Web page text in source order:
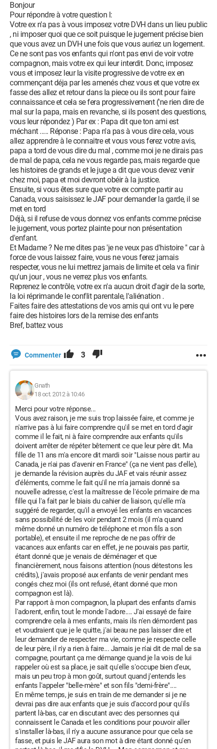
Bonjour
Pour répondre à votre question l:
Votre ex n'a pas à vous imposez votre DVH dans un lieu public
, ni imposer quoi que ce soit puisque le jugement précise bien
que vous avez un DVH une fois que vous auriez un logement.
Ce ne sont pas vos enfants qui n'ont pas envi de voir votre
compagnon, mais votre ex qui leur interdit. Donc, imposez
vous et imposez leur la visite progressive de votre ex en
commençant déja par les amenés chez vous et que votre ex
fasse des allez et retour dans la piece ou ils sont pour faire
connaissance et cela se fera progressivement ('ne rien dire de
mal sur la papa, mais en revanche, si ils posent des questions,
vous leur répondez ) Par ex : Papa dit que ton ami est
méchant ..... Réponse : Papa n'a pas à vous dire cela, vous
allez apprendre à le connaitre et vous vous ferez votre avis,
papa a tord de vous dire du mal , comme moi je ne dirais pas
de mal de papa, cela ne vous regarde pas, mais regarde que
les histoires de grands et le juge a dit que vous devez venir
chez moi, papa et moi devront obéir à la justice.
Ensuite, si vous êtes sure que votre ex compte partir au
Canada, vous saisissez le JAF pour demander la garde, il se
met en tord
Déjà, si il refuse de vous donnez vos enfants comme précise
le jugement, vous portez plainte pour non présentation
d'enfant.
Et Madame ? Ne me dites pas 'je ne veux pas d'histoire " car à
force de vous laissez faire, vous ne vous ferez jamais
respecter, vous ne lui mettrez jamais de limite et cela va finir
qu'un jour , vous ne verrez plus vos enfants.
Reprenez le contrôle, votre ex n'a aucun droit d'agir de la sorte,
la loi réprimande le conflit parentale, l'aliénation .
Faites faire des attestations de vos amis qui ont vu le pere
faire des histoires lors de la remise des enfants
Bref, battez vous
Commenter 3
Gnath
18 oct. 2012 à 10:46
Merci pour votre réponse...
Vous avez raison, je me suis trop laissée faire, et comme je
n'arrive pas à lui faire comprendre qu'il se met en tord d'agir
comme il le fait, ni à faire comprendre aux enfants qu'ils
doivent arrêter de répéter bêtement ce que leur père dit. Ma
fille de 11 ans m'a encore dit mardi soir "Laisse nous partir au
Canada, je n'ai pas d'avenir en France" (ça ne vient pas d'elle),
je demande la révision auprès du JAF et vais réunir assez
d'éléments, comme le fait qu'il ne m'a jamais donné sa
nouvelle adresse, c'est la maîtresse de l'école primaire de ma
fille qui l'a fait par le biais du cahier de liaison, qu'elle m'a
suggéré de regarder, qu'il a envoyé les enfants en vacances
sans possibilité de les voir pendant 2 mois (il m'a quand
même donné un numéro de téléphone et mon fils a son
portable), et ensuite il me reproche de ne pas offrir de
vacances aux enfants car en effet, je ne pouvais pas partir,
étant donné que je venais de déménager et que
financièrement, nous faisons attention (nous détestons les
crédits), j'avais proposé aux enfants de venir pendant mes
congés chez moi (ils ont refusé, étant donné que mon
compagnon est là).
Par rapport à mon compagnon, la plupart des enfants d'amis
l'adorent, enfin, tout le monde l'adore.... J'ai essayé de faire
comprendre cela à mes enfants, mais ils n'en démordent pas
et voudraient que je le quitte, j'ai beau ne pas laisser dire et
leur demander de respecter ma vie, comme je respecte celle
de leur père, il n'y a rien à faire... Jamais je n'ai dit de mal de sa
compagne, pourtant ça me démange quand je la vois de lui
rappeler où est sa place, je sait qu'elle s'occupe bien d'eux,
mais un peu trop à mon goût, surtout quand j'entends les
enfants l'appeler "belle-mère" et son fils "demi-frère"....
En même temps, je suis en train de me demander si je ne
devrai pas dire aux enfants que je suis d'accord pour qu'ils
partent là-bas, car en discutant avec des personnes qui
connaissent le Canada et les conditions pour pouvoir aller
s'installer là-bas, il n'y a aucune assurance pour que cela se
fasse, et puis le JAF aura son mot à dire étant donné qu'en